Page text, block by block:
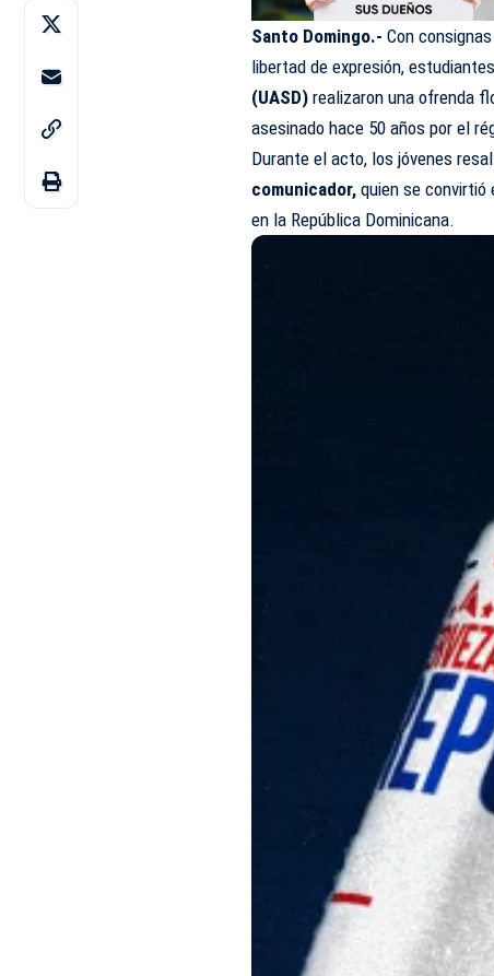
Santo Domingo.- Con
libertad de expresión,
(UASD) realizaron una ofrenda
asesinado hace 50 años por el
Durante el acto, los jóvenes
comunicador, quien se convirtió
en la República Dominicana.